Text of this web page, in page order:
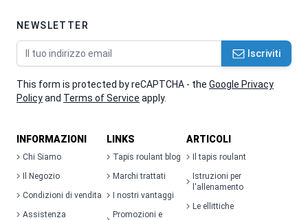
NEWSLETTER
Indirizzo email Iscriviti
This form is protected by reCAPTCHA - the Google Privacy
Policyand Terms of Service apply.
INFORMAZIONI
Chi Siamo
Il Negozio
Condizioni di vendita
Assistenza
LINKS
Tapis roulant blog
Marchi trattati
I nostri vantaggi
Promozioni e
ARTICOLI
Il tapis roulant
Istruzioni per
l'allenamento
Le ellittiche